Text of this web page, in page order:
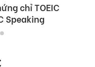
chỉ TOEIC
Speaking